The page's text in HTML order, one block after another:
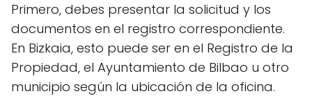
Primero, debes presentar la solicitud y los
documentos en el registro correspondiente.
En Bizkaia, esto puede ser en el Registro de la
Propiedad, el Ayuntamiento de Bilbao u otro
municipio según la ubicación de la oficina.